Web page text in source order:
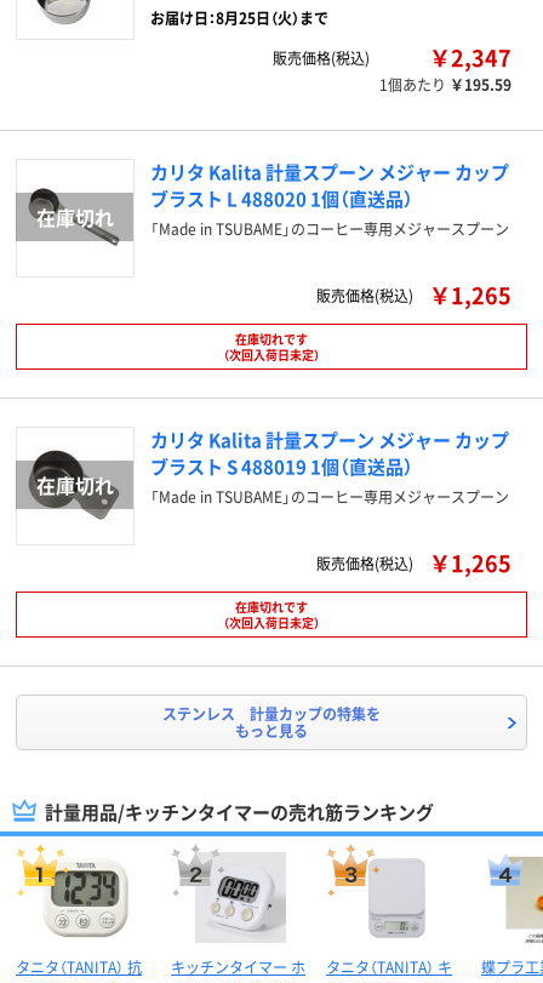
お届け日：8月25日（火）まで
販売価格(税込)
￥2,347
1個あたり ￥195.59
カリタ Kalita 計量スプーン メジャー カップ
ブラスト L 488020 1個（直送品）
「Made in TSUBAME」のコーヒー専用メジャースプーン
販売価格(税込) ￥1,265
在庫切れです
（次回入荷日未定）
カリタ Kalita 計量スプーン メジャー カップ
ブラスト S 488019 1個（直送品）
「Made in TSUBAME」のコーヒー専用メジャースプーン
販売価格(税込) ￥1,265
在庫切れです
（次回入荷日未定）
ステンレス 計量カップの特集を
もっと見る
計量用品/キッチンタイマーの売れ筋ランキング
タニタ（TANITA） 抗
キッチンタイマー ホ
タニタ（TANITA） キ
蝶プラ